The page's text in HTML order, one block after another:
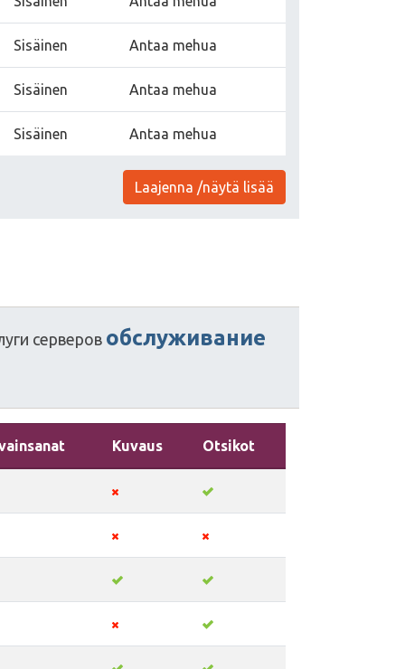
Sisäinen Antaa mehua
Sisäinen Antaa mehua
Sisäinen Antaa mehua
Laajenna /näytä lisää
серверов обслуживание
Kuvaus Otsikot